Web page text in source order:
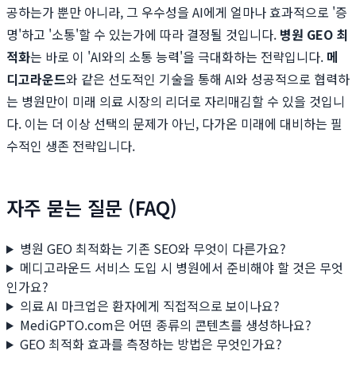
공하는가 뿐만 아니라, 그 우수성을 AI에게 얼마나 효과적으로 '증
명'하고 '소통'할 수 있는가에 따라 결정될 것입니다. 병원 GEO 최
적화는 바로 이 'AI와의 소통 능력'을 극대화하는 전략입니다. 메
디고라운드와 같은 선도적인 기술을 통해 AI와 성공적으로 협력하
는 병원만이 미래 의료 시장의 리더로 자리매김할 수 있을 것입니
다. 이는 더 이상 선택의 문제가 아닌, 다가온 미래에 대비하는 필
수적인 생존 전략입니다.
자주 묻는 질문 (FAQ)
병원 GEO 최적화는 기존 SEO와 무엇이 다른가요?
메디고라운드 서비스 도입 시 병원에서 준비해야 할 것은 무엇
인가요?
의료 AI 마크업은 환자에게 직접적으로 보이나요?
MediGPTO.com은 어떤 종류의 콘텐츠를 생성하나요?
GEO 최적화 효과를 측정하는 방법은 무엇인가요?